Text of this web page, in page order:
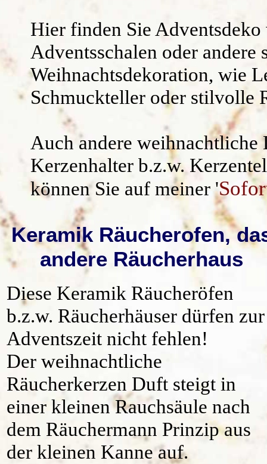
Kantenhocker
Uhren /
Hier finden Sie Adventsdeko
Adventsschalen oder andere
Weihnachtsdekoration, wie
Schmuckteller oder stilvolle
Auch andere
Kerzenhalter b.z.w.
können Sie auf meiner '
Keramik Räucherofen,
andere Räucherhaus
Diese Keramik Räucheröfen
b.z.w. Räucherhäuser dürfen zur
Adventszeit nicht fehlen!
Der weihnachtliche
Räucherkerzen Duft steigt in
einer kleinen Rauchsäule nach
dem Räuchermann Prinzip aus
der kleinen Kanne auf.